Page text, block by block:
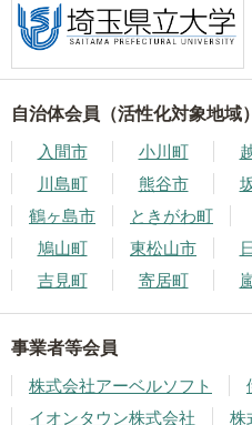
自治体会員（活性化対象地域）
入間市 小川町
川島町
熊谷市
鶴ヶ島市
ときがわ町
鳩山町
東松山市
吉見町
寄居町
事業者等会員
株式会社アーベルソフト
イオンタウン株式会社
株